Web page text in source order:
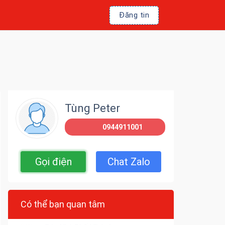
Đăng tin
Tùng Peter
0944911001
Gọi điện Chat Zalo
Có thể bạn quan tâm